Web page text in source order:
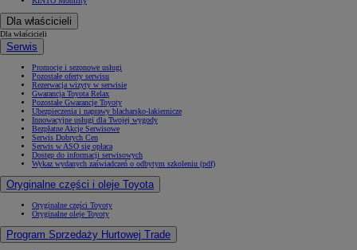
Dla właścicieli
Dla właścicieli
Serwis
Promocje i sezonowe usługi
Pozostałe oferty serwisu
Rezerwacja wizyty w serwisie
Gwarancja Toyota Relax
Pozostałe Gwarancje Toyoty
Ubezpieczenia i naprawy blacharsko-lakiernicze
Innowacyjne usługi dla Twojej wygody
Bezpłatne Akcje Serwisowe
Serwis Dobrych Cen
Serwis w ASO się opłaca
Dostęp do informacji serwisowych
Wykaz wydanych zaświadczeń o odbytym szkoleniu (pdf)
Oryginalne części i oleje Toyota
Oryginalne części Toyoty
Oryginalne oleje Toyoty
Program Sprzedaży Hurtowej Trade